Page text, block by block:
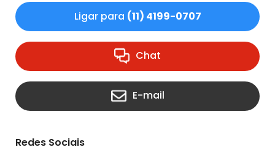
Ligar para (11) 4199-0707
Chat
E-mail
Redes Sociais